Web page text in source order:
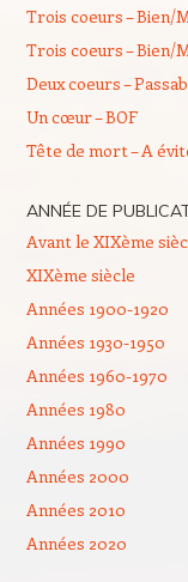
Trois coeurs – Bien/
Trois coeurs – Bien/
Deux coeurs –
Un cœur – BOF
Tête de mort – A
ANNÉE DE
Avant le XIXème
XIXème siècle
Années 1900-1920
Années 1930-1950
Années 1960-1970
Années 1980
Années 1990
Années 2000
Années 2010
Années 2020